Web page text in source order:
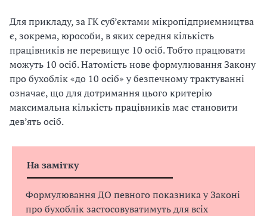
Для прикладу, за ГК суб’єктами мікропідприємництва
є, зокрема, юрособи, в яких середня кількість
працівників не перевищує 10 осіб. Тобто працювати
можуть 10 осіб. Натомість нове формулювання Закону
про бухоблік «до 10 осіб» у безпечному трактуванні
означає, що для дотримання цього критерію
максимальна кількість працівників має становити
дев’ять осіб.
На замітку
ФормулюванняДО певного показника у Законі
про бухоблік застосовуватимуть для всіх